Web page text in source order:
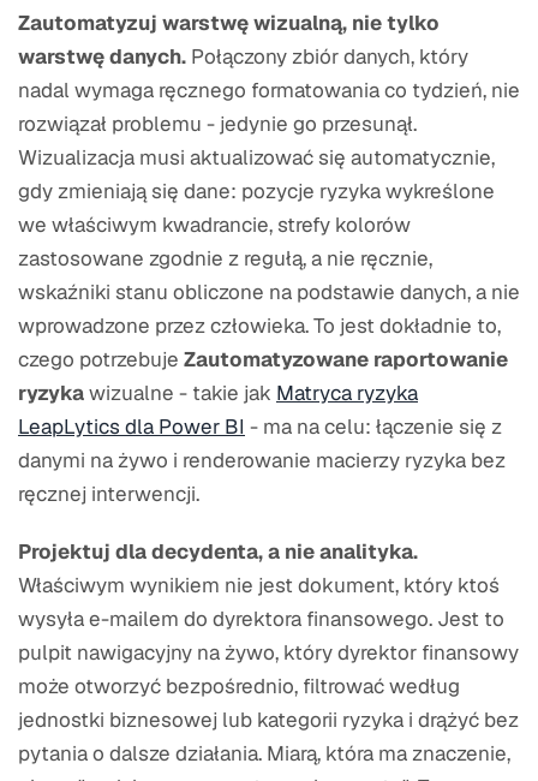
Zautomatyzuj warstwę wizualną, nie tylko
warstwę danych. Połączony zbiór danych, który
nadal wymaga ręcznego formatowania co tydzień, nie
rozwiązał problemu - jedynie go przesunął.
Wizualizacja musi aktualizować się automatycznie,
gdy zmieniają się dane: pozycje ryzyka wykreślone
we właściwym kwadrancie, strefy kolorów
zastosowane zgodnie z regułą, a nie ręcznie,
wskaźniki stanu obliczone na podstawie danych, a nie
wprowadzone przez człowieka. To jest dokładnie to,
czego potrzebuje Zautomatyzowane raportowanie
ryzykawizualne - takie jak Matryca ryzyka
LeapLytics dla Power BI - ma na celu: łączenie się z
danymi na żywo i renderowanie macierzy ryzyka bez
ręcznej interwencji.
Projektuj dla decydenta, a nie analityka.
Właściwym wynikiem nie jest dokument, który ktoś
wysyła e-mailem do dyrektora finansowego. Jest to
pulpit nawigacyjny na żywo, który dyrektor finansowy
może otworzyć bezpośrednio, filtrować według
jednostki biznesowej lub kategorii ryzyka i drążyć bez
pytania o dalsze działania. Miarą, która ma znaczenie,